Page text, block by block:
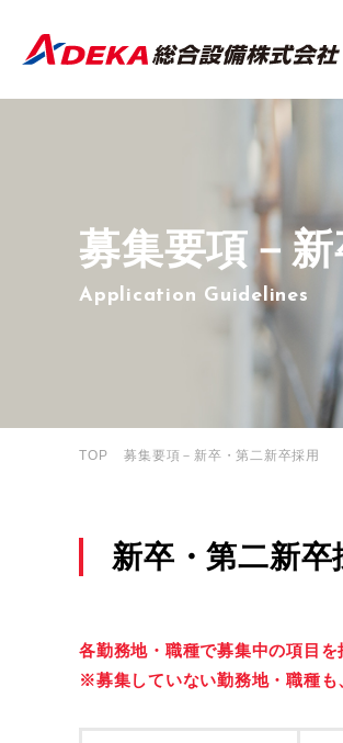
募集要項－ 新
Application Guidelines
TOP 募集要項－新卒・第二新卒採用
新卒・第⼆新卒
各勤務地・職種で募集中の項目を
※募集していない勤務地・職種も